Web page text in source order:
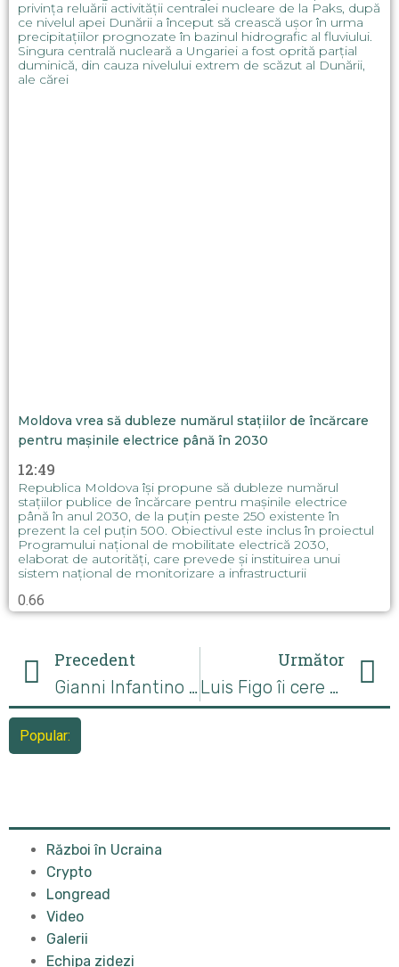
privința reluării activității centralei nucleare de la Paks, după
ce nivelul apei Dunării a început să crească ușor în urma
precipitațiilor prognozate în bazinul hidrografic al fluviului.
Singura centrală nucleară a Ungariei a fost oprită parțial
duminică, din cauza nivelului extrem de scăzut al Dunării,
ale cărei
Moldova vrea să dubleze numărul stațiilor de încărcare
pentru mașinile electrice până în 2030
12:49
Republica Moldova își propune să dubleze numărul
stațiilor publice de încărcare pentru mașinile electrice
până în anul 2030, de la puțin peste 250 existente în
prezent la cel puțin 500. Obiectivul este inclus în proiectul
Programului național de mobilitate electrică 2030,
elaborat de autorități, care prevede și instituirea unui
sistem național de monitorizare a infrastructurii
Precedent
Gianni Infantino condamnă atacurile rasiste la adresa lui Kylian Mbappe: „Trebuie să eradicăm rasismul împreună”
Următor
Luis Figo îi cere demisia lui Gianni Infantino: „A degradat funcția de președinte al FIFA”
Popular:
Război în Ucraina
Crypto
Longread
Video
Galerii
Echipa zidezi